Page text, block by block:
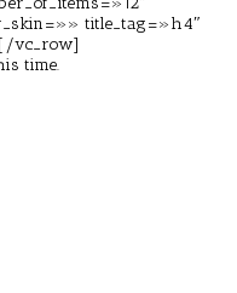
title_tag=»h4″
vc_row]
time.